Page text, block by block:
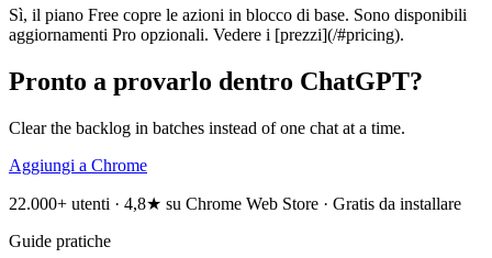
Sì, il piano Free copre le azioni in blocco di base. Sono disponibili
aggiornamenti Pro opzionali. Vedere i [prezzi](/#pricing).
Pronto a provarlo dentro ChatGPT?
Clear the backlog in batches instead of one chat at a time.
Aggiungi a Chrome
22.000+ utenti · 4,8★ su Chrome Web Store · Gratis da installare
Guide pratiche